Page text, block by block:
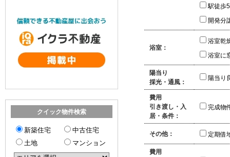
駅徒歩
開発分
浴室：
浴室乾
浴室に
陽当り
採光・通風：
陽当り
費用
引き渡し・入
居・条件：
完成物
その他： 定期借
費用
クイック物件検索
新築住宅
中古住宅
土地
マンション